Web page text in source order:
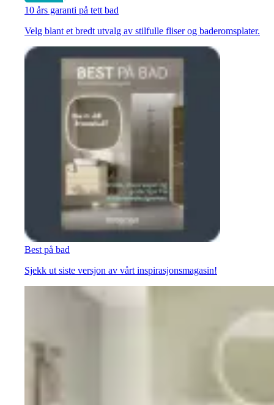
10 års garanti på tett bad
Velg blant et bredt utvalg av stilfulle fliser og baderomsplater.
Best på bad
Sjekk ut siste versjon av vårt inspirasjonsmagasin!